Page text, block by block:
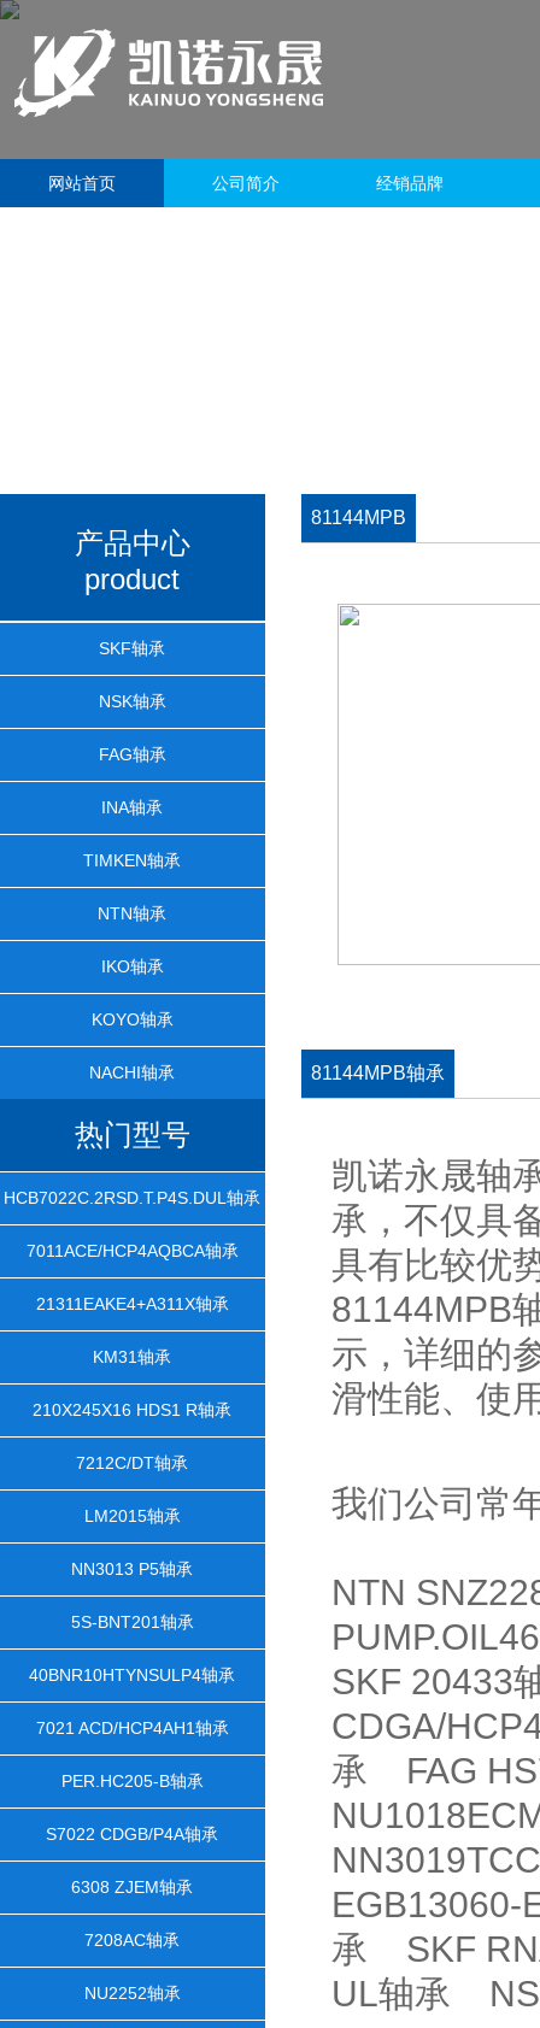
网站首页 公司简介 经销品牌
产品中心
product
SKF轴承
NSK轴承
FAG轴承
INA轴承
TIMKEN轴承
NTN轴承
IKO轴承
KOYO轴承
NACHI轴承
热门型号
HCB7022C.2RSD.T.P4S.DUL轴承
7011ACE/HCP4AQBCA轴承
21311EAKE4+A311X轴承
KM31轴承
210X245X16 HDS1 R轴承
7212C/DT轴承
LM2015轴承
NN3013 P5轴承
5S-BNT201轴承
40BNR10HTYNSULP4轴承
7021 ACD/HCP4AH1轴承
PER.HC205-B轴承
S7022 CDGB/P4A轴承
6308 ZJEM轴承
7208AC轴承
NU2252轴承
81144MPB
81144MPB轴承
凯诺永晟轴
承，不仅具
具有比较优
81144MPB
示，详细的
滑性能、使
我们公司常
NTN
SKF 20433
CDGA/
承 FAG
承 SKF
UL轴承